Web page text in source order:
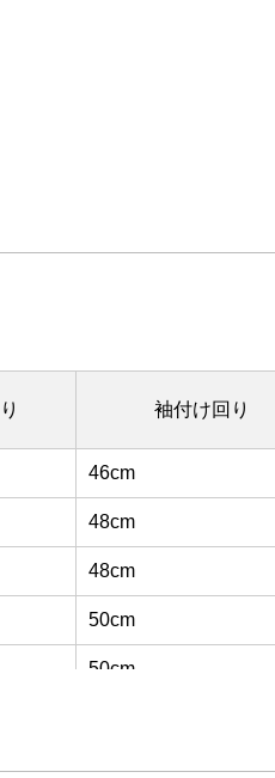
袖付け回り
46cm
48cm
48cm
50cm
50cm
52cm